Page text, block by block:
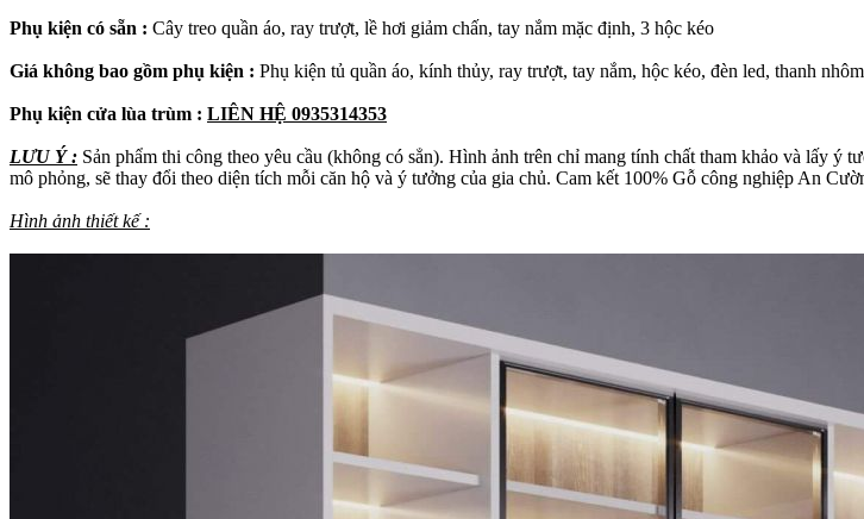
Phụ kiện có sẵn : Cây treo quần áo, ray trượt, lề hơi giảm chấn, tay nắm mặc định, 3 hộc kéo
Giá không bao gồm phụ kiện : Phụ kiện tủ quần áo, kính thủy, ray trượt, tay nắm, hộc kéo, đèn led, thanh
Phụ kiện cửa lùa trùm : LIÊN HỆ 0935314353
LƯU Ý : Sản phẩm thi công theo yêu cầu (không có sẳn). Hình ảnh trên chỉ mang tính chất tham khảo và lấy
mô phỏng, sẽ thay đổi theo diện tích mỗi căn hộ và ý tưởng của gia chủ. Cam kết 100% Gỗ công nghiệp An
Hình ảnh thiết kế :